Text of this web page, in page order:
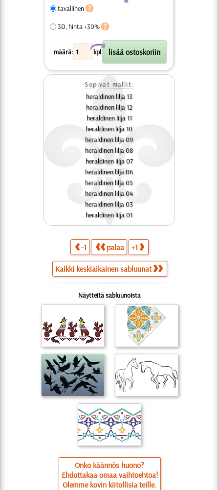
tavallinen
3D, hinta +30%
määrä: kpl.
X
Sopivat mallit:
heraldinen lilja 13
heraldinen lilja 12
heraldinen lilja 11
heraldinen lilja 10
heraldinen lilja 09
heraldinen lilja 08
heraldinen lilja 07
heraldinen lilja 06
heraldinen lilja 05
heraldinen lilja 04
heraldinen lilja 03
heraldinen lilja 01
-1 palaa +1
Kaikki keskiaikainen sabluunat
Näytteitä sabluunoista
Onko käännös huono?
Ehdottakaa omaa vaihtoehtoa!
Olemme kovin kiitollisia teille.